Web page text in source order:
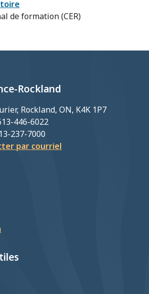
de formation (CER)
Rockland
Rockland, ON, K4K 1P7
446-6022
237-7000
par courriel